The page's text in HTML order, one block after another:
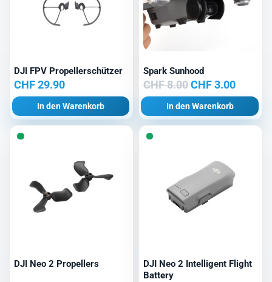
DJI FPV Propellerschützer
CHF29.90
In den Warenkorb
Spark Sunhood
CHF8.00 Ursprünglicher
Preis
war:
CHF3.00
Preis
ist:
CHF
In den Warenkorb
DJI Neo 2 Propellers
DJI Neo 2 Intelligent Flight
Battery